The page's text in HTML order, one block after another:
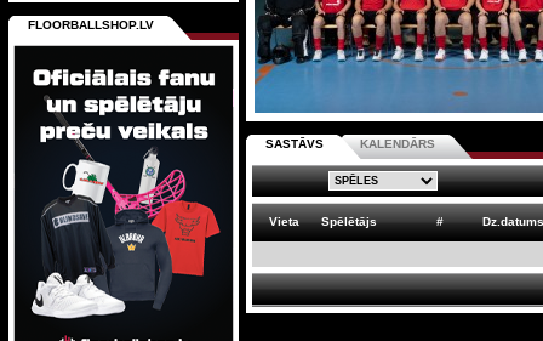
SASTĀVS KALENDĀRS
Vieta Spēlētājs # Dz.datums
FLOORBALLSHOP.LV